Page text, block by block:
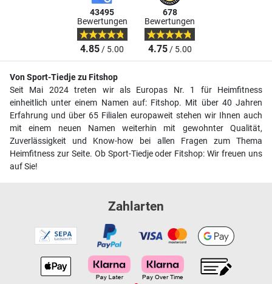
43495
Bewertungen
4.85/ 5.00
678
Bewertungen
4.75/ 5.00
Von Sport-Tiedje zu Fitshop
Seit Mai 2024 treten wir als Europas Nr. 1 für Heimfitness
einheitlich unter einem Namen auf: Fitshop. Mit über 40 Jahren
Erfahrung und über 65 Filialen europaweit stehen wir Ihnen auch
mit einem neuen Namen weiterhin mit gewohnter Qualität,
Zuverlässigkeit und Know-how bei allen Fragen zum Thema
Heimfitness zur Seite. Ob Sport-Tiedje oder Fitshop: Wir freuen uns
auf Sie!
Zahlarten